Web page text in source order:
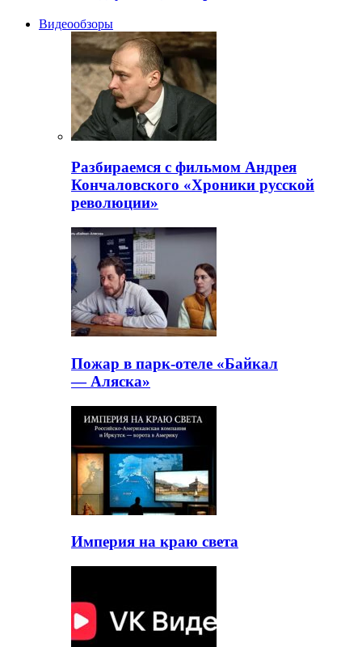
Видеообзоры
Разбираемся с фильмом Андрея
Кончаловского «Хроники русской
революции»
Пожар в парк-отеле «Байкал
— Аляска»
Империя на краю света